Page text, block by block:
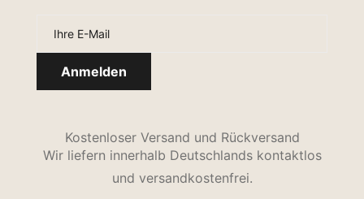
Kostenloser Versand und Rückversand
Wir liefern innerhalb Deutschlands kontaktlos
und versandkostenfrei.